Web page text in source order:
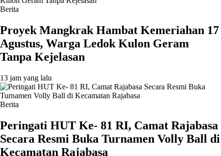
Berita
‎Proyek Mangkrak Hambat Kemeriahan 17
Agustus, Warga Ledok Kulon Geram
Tanpa Kejelasan
13 jam yang lalu
Berita
Peringati HUT Ke- 81 RI, Camat Rajabasa
Secara Resmi Buka Turnamen Volly Ball di
Kecamatan Rajabasa